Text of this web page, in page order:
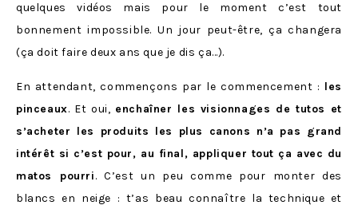
quelques vidéos mais pour le moment c’est tout
bonnement impossible. Un jour peut-être, ça changera
(ça doit faire deux ans que je dis ça…).
En attendant, commençons par le commencement : les
pinceaux. Et oui, enchaîner les visionnages de tutos et
s’acheter les produits les plus canons n’a pas grand
intérêt si c’est pour, au final, appliquer tout ça avec du
matos pourri. C’est un peu comme pour monter des
blancs en neige : t’as beau connaître la technique et